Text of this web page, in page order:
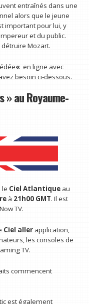
entraînés dans une
alors que le jeune
important pour lui, y
et du public.
Mozart.
« en ligne avec
besoin ci-dessous.
» au Royaume-
le Ciel Atlantique au
à 21h00 GMT. Il est
TV.
Ciel aller application,
les consoles de
TV.
commencent
est également